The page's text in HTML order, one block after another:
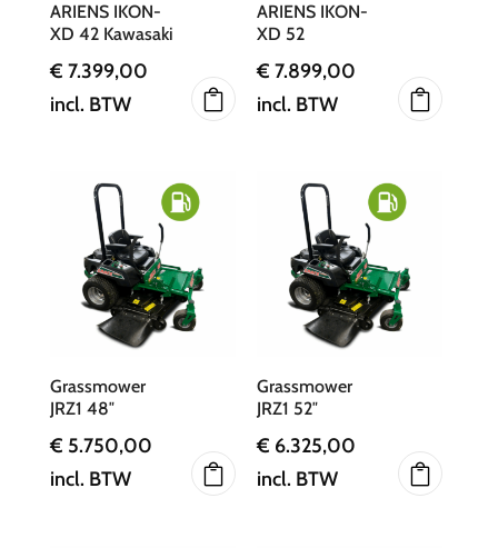
ARIENS IKON-
XD 42 Kawasaki
€ 7.399,00
incl. BTW
ARIENS IKON-
XD 52
€ 7.899,00
incl. BTW
Grassmower
JRZ1 48″
€ 5.750,00
incl. BTW
Grassmower
JRZ1 52″
€ 6.325,00
incl. BTW